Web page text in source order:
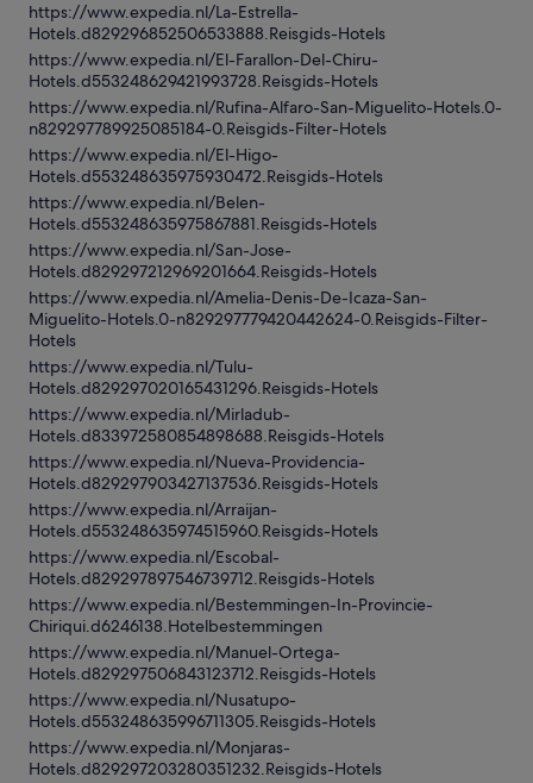
https://www.expedia.nl/La-Estrella-
Hotels.d829296852506533888.Reisgids-Hotels
https://www.expedia.nl/El-Farallon-Del-Chiru-
Hotels.d553248629421993728.Reisgids-Hotels
https://www.expedia.nl/Rufina-Alfaro-San-Miguelito-Hotels.0-
n829297789925085184-0.Reisgids-Filter-Hotels
https://www.expedia.nl/El-Higo-
Hotels.d553248635975930472.Reisgids-Hotels
https://www.expedia.nl/Belen-
Hotels.d553248635975867881.Reisgids-Hotels
https://www.expedia.nl/San-Jose-
Hotels.d829297212969201664.Reisgids-Hotels
https://www.expedia.nl/Amelia-Denis-De-Icaza-San-
Miguelito-Hotels.0-n829297779420442624-0.Reisgids-Filter-
Hotels
https://www.expedia.nl/Tulu-
Hotels.d829297020165431296.Reisgids-Hotels
https://www.expedia.nl/Mirladub-
Hotels.d833972580854898688.Reisgids-Hotels
https://www.expedia.nl/Nueva-Providencia-
Hotels.d829297903427137536.Reisgids-Hotels
https://www.expedia.nl/Arraijan-
Hotels.d553248635974515960.Reisgids-Hotels
https://www.expedia.nl/Escobal-
Hotels.d829297897546739712.Reisgids-Hotels
https://www.expedia.nl/Bestemmingen-In-Provincie-
Chiriqui.d6246138.Hotelbestemmingen
https://www.expedia.nl/Manuel-Ortega-
Hotels.d829297506843123712.Reisgids-Hotels
https://www.expedia.nl/Nusatupo-
Hotels.d553248635996711305.Reisgids-Hotels
https://www.expedia.nl/Monjaras-
Hotels.d829297203280351232.Reisgids-Hotels